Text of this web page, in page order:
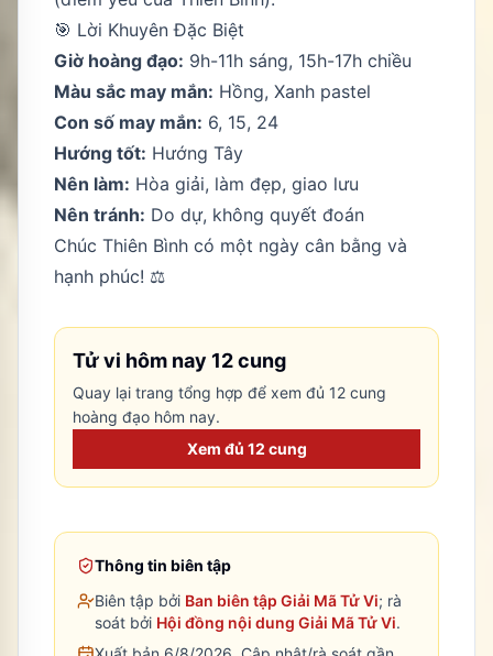
🎯 Lời Khuyên Đặc Biệt
Giờ hoàng đạo: 9h-11h sáng, 15h-17h chiều
Màu sắc may mắn: Hồng, Xanh pastel
Con số may mắn: 6, 15, 24
Hướng tốt: Hướng Tây
Nên làm: Hòa giải, làm đẹp, giao lưu
Nên tránh: Do dự, không quyết đoán
Chúc Thiên Bình có một ngày cân bằng và
hạnh phúc! ⚖️
Tử vi hôm nay 12 cung
Quay lại trang tổng hợp để xem đủ 12 cung
hoàng đạo hôm nay.
Xem đủ 12 cung
Thông tin biên tập
Biên tập bởi Ban biên tập Giải Mã Tử Vi; rà
soát bởi Hội đồng nội dung Giải Mã Tử Vi.